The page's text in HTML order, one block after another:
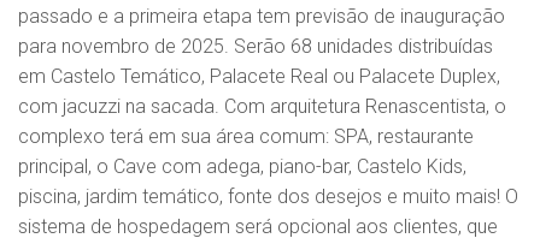
passado e a primeira etapa tem previsão de inauguração
para novembro de 2025. Serão 68 unidades distribuídas
em Castelo Temático, Palacete Real ou Palacete Duplex,
com jacuzzi na sacada. Com arquitetura Renascentista, o
complexo terá em sua área comum: SPA, restaurante
principal, o Cave com adega, piano-bar, Castelo Kids,
piscina, jardim temático, fonte dos desejos e muito mais! O
sistema de hospedagem será opcional aos clientes, que